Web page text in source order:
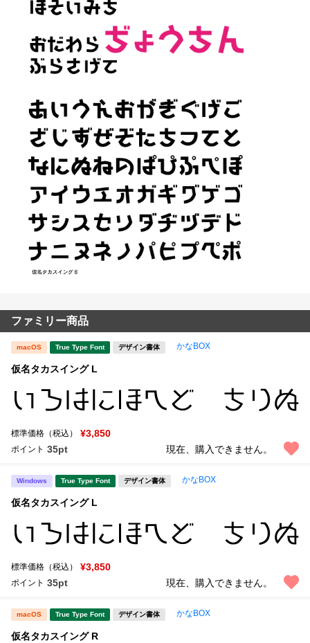
ファミリー商品
macOS True Type Font デザイン書体 かなBOX
仮名タカスイング L
標準価格（税込） ¥3,850
ポイント 35pt 現在、購入できません。
Windows True Type Font デザイン書体 かなBOX
仮名タカスイング L
標準価格（税込） ¥3,850
ポイント 35pt 現在、購入できません。
macOS True Type Font デザイン書体 かなBOX
仮名タカスイング R